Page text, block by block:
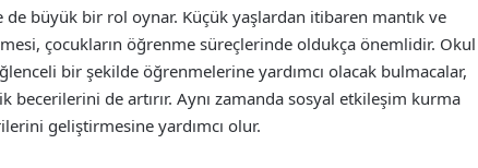
de büyük bir rol oynar. Küçük yaşlardan itibaren mantık ve
çocukların öğrenme süreçlerinde oldukça önemlidir. Okul
bir şekilde öğrenmelerine yardımcı olacak bulmacalar,
de artırır. Aynı zamanda sosyal etkileşim kurma
geliştirmesine yardımcı olur.